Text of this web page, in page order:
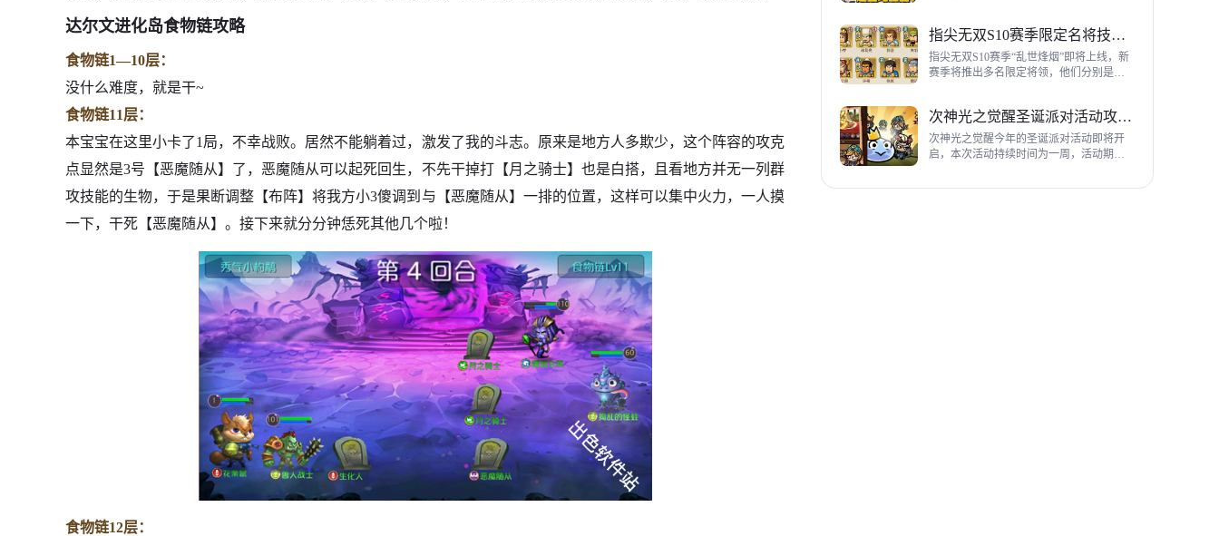
达尔文进化岛食物链攻略
食物链1—10层：
没什么难度，就是干~
食物链11层：
本宝宝在这里小卡了1局，不幸战败。居然不能躺着过，激发了我的斗志。原来是地方人多欺少，这个阵容的攻克
点显然是3号【恶魔随从】了，恶魔随从可以起死回生，不先干掉打【月之骑士】也是白搭，且看地方并无一列群
攻技能的生物，于是果断调整【布阵】将我方小3傻调到与【恶魔随从】一排的位置，这样可以集中火力，一人摸
一下，干死【恶魔随从】。接下来就分分钟恁死其他几个啦！
食物链12层：
前期开荒阵容搭配详细攻略。
指尖无双S10赛季限定名将技能一览
指尖无双S10赛季“乱世烽烟”即将上线，新
赛季将推出多名限定将领，他们分别是：
了解一下吧。
次神光之觉醒圣诞派对活动攻略指南
次神光之觉醒今年的圣诞派对活动即将开
启，本次活动持续时间为一周，活动期间
来提升活动等级领取对应奖励，下面为大